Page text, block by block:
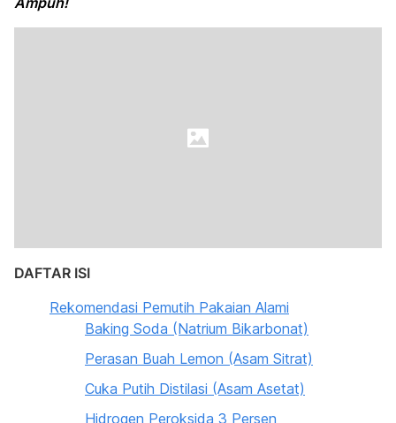
DAFTAR ISI
Rekomendasi Pemutih Pakaian Alami
Baking Soda (Natrium Bikarbonat)
Perasan Buah Lemon (Asam Sitrat)
Cuka Putih Distilasi (Asam Asetat)
Hidrogen Peroksida 3 Persen